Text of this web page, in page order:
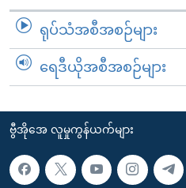
ရုပ်သံအစီအစဉ်များ
ရေဒီယိုအစီအစဉ်များ
ဗွီအိုအေ လူမှုကွန်ယက်များ